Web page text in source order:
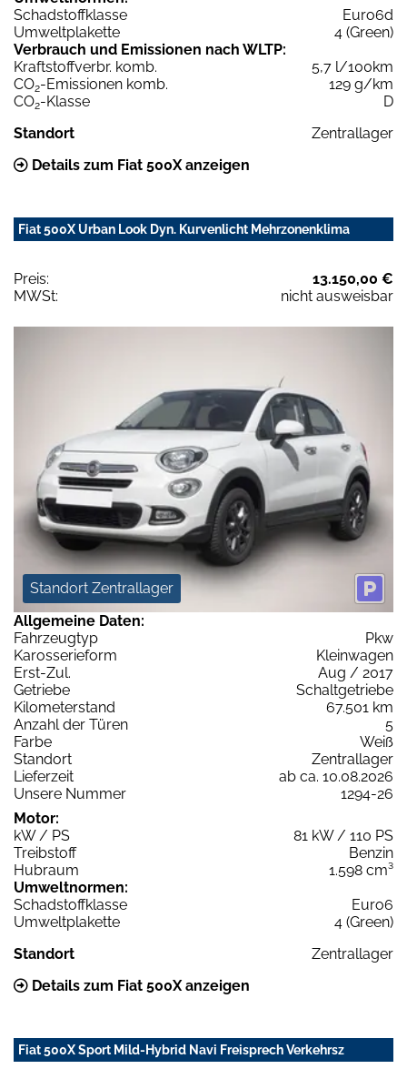
Schadstoffklasse
Euro6d
Umweltplakette
4 (Green)
Verbrauch und Emissionen nach WLTP:
Kraftstoffverbr. komb.
5,7 l/100km
CO2-Emissionen komb.
129 g/km
CO2-Klasse
D
Standort
Zentrallager
Details zum Fiat 500X anzeigen
Fiat 500X Urban Look Dyn. Kurvenlicht Mehrzonenklima
Preis:
13.150,00 €
MWSt:
nicht ausweisbar
Standort Zentrallager
Allgemeine Daten:
Fahrzeugtyp
Pkw
Karosserieform
Kleinwagen
Erst-Zul.
Aug / 2017
Getriebe
Schaltgetriebe
Kilometerstand
67.501 km
Anzahl der Türen
5
Farbe
Weiß
Standort
Zentrallager
Lieferzeit
ab ca. 10.08.2026
Unsere Nummer
1294-26
Motor:
kW / PS
81 kW / 110 PS
Treibstoff
Benzin
Hubraum
1.598 cm³
Umweltnormen:
Schadstoffklasse
Euro6
Umweltplakette
4 (Green)
Standort
Zentrallager
Details zum Fiat 500X anzeigen
Fiat 500X Sport Mild-Hybrid Navi Freisprech Verkehrsz